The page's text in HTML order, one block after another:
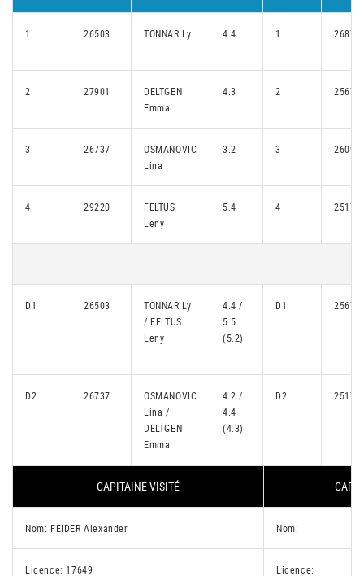
1 26503 TONNAR Ly 4.4 1 26879
2 27901
DELTGEN
Emma
4.3 2 25678
3 26737
OSMANOVIC
Lina
3.2 3 26090
4 29220
FELTUS
Leny
5.4 4 25170
D1 26503
TONNAR Ly
/ FELTUS
Leny
4.4 /
5.5
(5.2)
D1 25678
D2 26737
OSMANOVIC
Lina /
DELTGEN
Emma
4.2 /
4.4
(4.3)
D2 25170
CAPITAINE VISITÉ
Nom: FEIDER Alexander Nom:
Licence: 17649 Licence: